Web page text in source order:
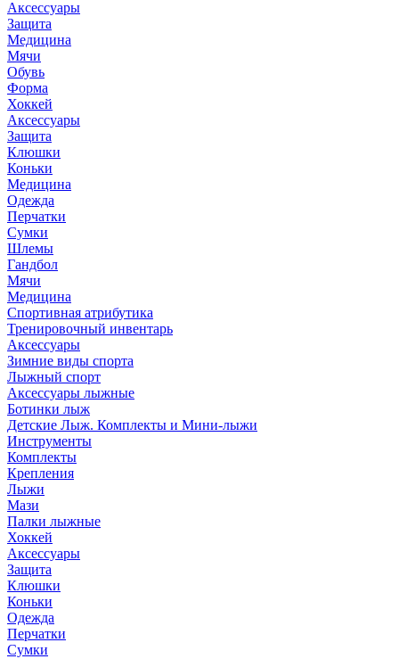
Аксессуары
Защита
Медицина
Мячи
Обувь
Форма
Хоккей
Аксессуары
Защита
Клюшки
Коньки
Медицина
Одежда
Перчатки
Сумки
Шлемы
Гандбол
Мячи
Медицина
Спортивная атрибутика
Тренировочный инвентарь
Аксессуары
Зимние виды спорта
Лыжный спорт
Аксессуары лыжные
Ботинки лыж
Детские Лыж. Комплекты и Мини-лыжи
Инструменты
Комплекты
Крепления
Лыжи
Мази
Палки лыжные
Хоккей
Аксессуары
Защита
Клюшки
Коньки
Одежда
Перчатки
Сумки